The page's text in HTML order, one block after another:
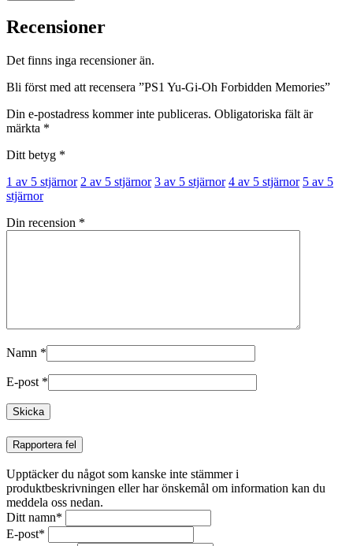
Recensioner
Det finns inga recensioner än.
Bli först med att recensera ”PS1 Yu-Gi-Oh Forbidden Memories”
Din e-postadress kommer inte publiceras. Obligatoriska fält är
märkta *
Ditt betyg *
1 av 5 stjärnor 2 av 5 stjärnor 3 av 5 stjärnor 4 av 5 stjärnor 5 av 5
stjärnor
Din recension *
Namn *
E-post *
Rapportera fel
Upptäcker du något som kanske inte stämmer i
produktbeskrivningen eller har önskemål om information kan du
meddela oss nedan.
Ditt namn*
E-post*